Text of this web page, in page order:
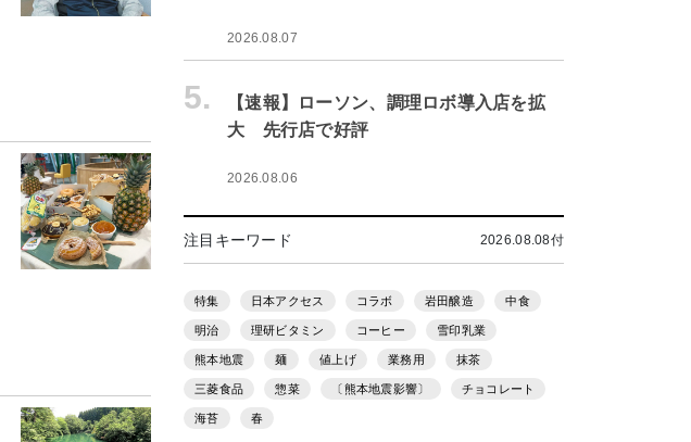
2026.08.07
5.
【速報】ローソン、調理ロボ導入店を拡
大 先行店で好評
2026.08.06
注目キーワード 2026.08.08付
特集 日本アクセス コラボ 岩田醸造 中食
明治 理研ビタミン コーヒー 雪印乳業
熊本地震 麺 値上げ 業務用 抹茶
三菱食品 惣菜 〔熊本地震影響〕 チョコレート
海苔 春